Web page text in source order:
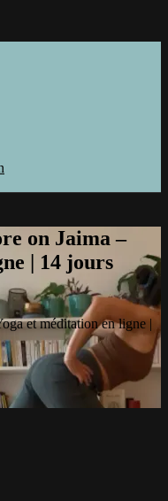
on Jaima –
| 14 jours
et méditation en ligne |